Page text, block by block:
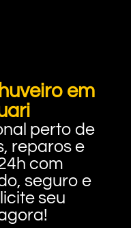
em
perto de
reparos e
com
seguro e
seu